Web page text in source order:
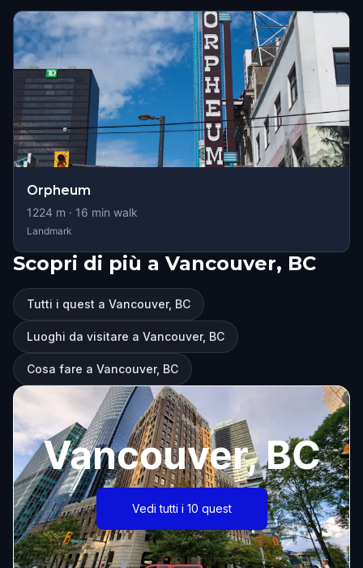
Orpheum
1224 m · 16 min walk
Landmark
Scopri di più a Vancouver, BC
Tutti i quest a Vancouver, BC
Luoghi da visitare a Vancouver, BC
Cosa fare a Vancouver, BC
Vancouver, BC
Vedi tutti i 10 quest